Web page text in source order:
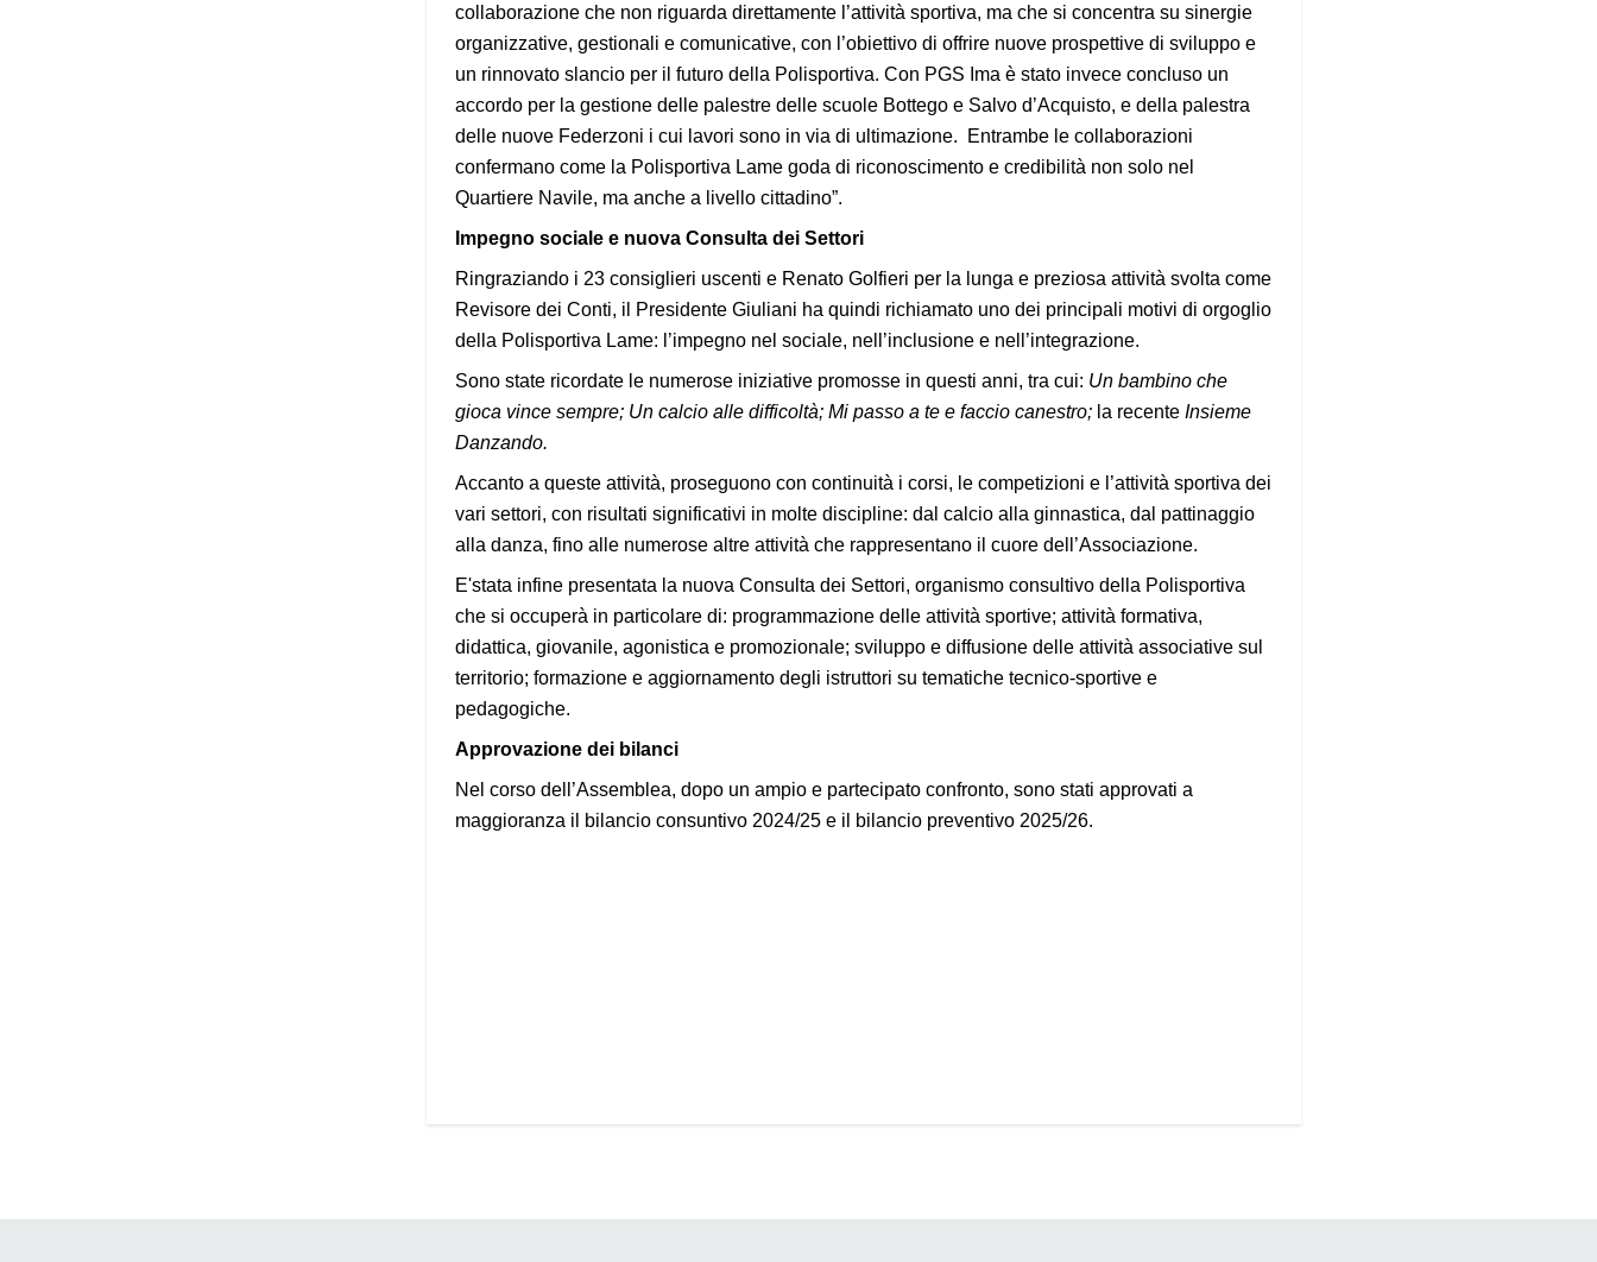
collaborazione che non riguarda direttamente l’attività sportiva, ma che si concentra su sinergie
organizzative, gestionali e comunicative, con l’obiettivo di offrire nuove prospettive di sviluppo e
un rinnovato slancio per il futuro della Polisportiva. Con PGS Ima è stato invece concluso un
accordo per la gestione delle palestre delle scuole Bottego e Salvo d’Acquisto, e della palestra
delle nuove Federzoni i cui lavori sono in via di ultimazione. Entrambe le collaborazioni
confermano come la Polisportiva Lame goda di riconoscimento e credibilità non solo nel
Quartiere Navile, ma anche a livello cittadino”.
Impegno sociale e nuova Consulta dei Settori
Ringraziando i 23 consiglieri uscenti e Renato Golfieri per la lunga e preziosa attività svolta come
Revisore dei Conti, il Presidente Giuliani ha quindi richiamato uno dei principali motivi di orgoglio
della Polisportiva Lame: l’impegno nel sociale, nell’inclusione e nell’integrazione.
Sono state ricordate le numerose iniziative promosse in questi anni, tra cui: Un bambino che
gioca vince sempre; Un calcio alle difficoltà; Mi passo a te e faccio canestro; la recente Insieme
Danzando.
Accanto a queste attività, proseguono con continuità i corsi, le competizioni e l’attività sportiva dei
vari settori, con risultati significativi in molte discipline: dal calcio alla ginnastica, dal pattinaggio
alla danza, fino alle numerose altre attività che rappresentano il cuore dell’Associazione.
E'stata infine presentata la nuova Consulta dei Settori, organismo consultivo della Polisportiva
che si occuperà in particolare di: programmazione delle attività sportive; attività formativa,
didattica, giovanile, agonistica e promozionale; sviluppo e diffusione delle attività associative sul
territorio; formazione e aggiornamento degli istruttori su tematiche tecnico-sportive e
pedagogiche.
Approvazione dei bilanci
Nel corso dell’Assemblea, dopo un ampio e partecipato confronto, sono stati approvati a
maggioranza il bilancio consuntivo 2024/25 e il bilancio preventivo 2025/26.